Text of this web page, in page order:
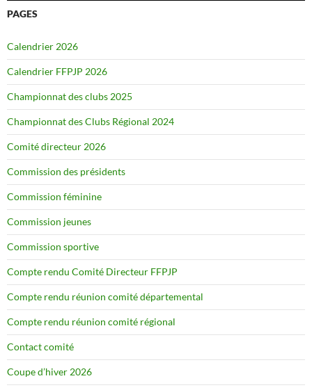
PAGES
Calendrier 2026
Calendrier FFPJP 2026
Championnat des clubs 2025
Championnat des Clubs Régional 2024
Comité directeur 2026
Commission des présidents
Commission féminine
Commission jeunes
Commission sportive
Compte rendu Comité Directeur FFPJP
Compte rendu réunion comité départemental
Compte rendu réunion comité régional
Contact comité
Coupe d’hiver 2026